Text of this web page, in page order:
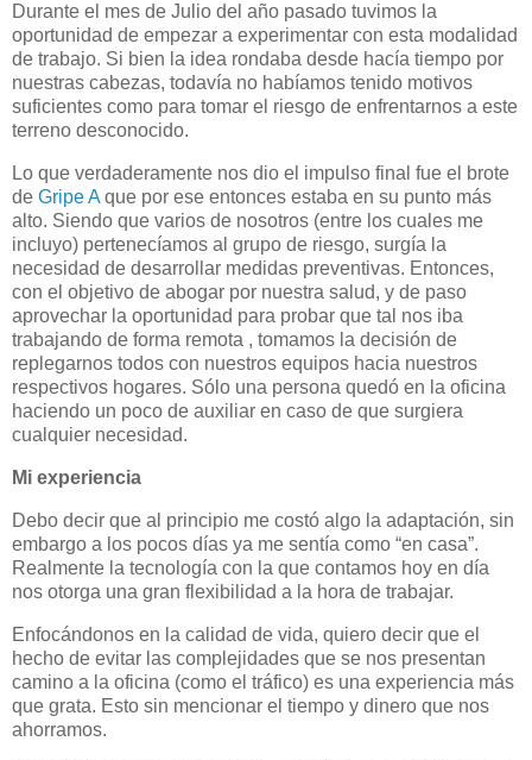
Durante el mes de Julio del año pasado tuvimos la
oportunidad de empezar a experimentar con esta modalidad
de trabajo. Si bien la idea rondaba desde hacía tiempo por
nuestras cabezas, todavía no habíamos tenido motivos
suficientes como para tomar el riesgo de enfrentarnos a este
terreno desconocido.
Lo que verdaderamente nos dio el impulso final fue el brote
de Gripe A que por ese entonces estaba en su punto más
alto. Siendo que varios de nosotros (entre los cuales me
incluyo) pertenecíamos al grupo de riesgo, surgía la
necesidad de desarrollar medidas preventivas. Entonces,
con el objetivo de abogar por nuestra salud, y de paso
aprovechar la oportunidad para probar que tal nos iba
trabajando de forma remota , tomamos la decisión de
replegarnos todos con nuestros equipos hacia nuestros
respectivos hogares. Sólo una persona quedó en la oficina
haciendo un poco de auxiliar en caso de que surgiera
cualquier necesidad.
Mi experiencia
Debo decir que al principio me costó algo la adaptación, sin
embargo a los pocos días ya me sentía como “en casa”.
Realmente la tecnología con la que contamos hoy en día
nos otorga una gran flexibilidad a la hora de trabajar.
Enfocándonos en la calidad de vida, quiero decir que el
hecho de evitar las complejidades que se nos presentan
camino a la oficina (como el tráfico) es una experiencia más
que grata. Esto sin mencionar el tiempo y dinero que nos
ahorramos.